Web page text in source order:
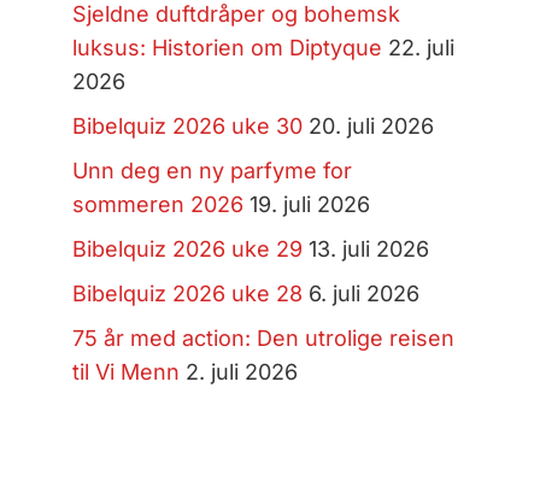
Sjeldne duftdråper og bohemsk
luksus: Historien om Diptyque 22. juli
2026
Bibelquiz 2026 uke 30 20. juli 2026
Unn deg en ny parfyme for
sommeren 2026 19. juli 2026
Bibelquiz 2026 uke 29 13. juli 2026
Bibelquiz 2026 uke 28 6. juli 2026
75 år med action: Den utrolige reisen
til Vi Menn 2. juli 2026